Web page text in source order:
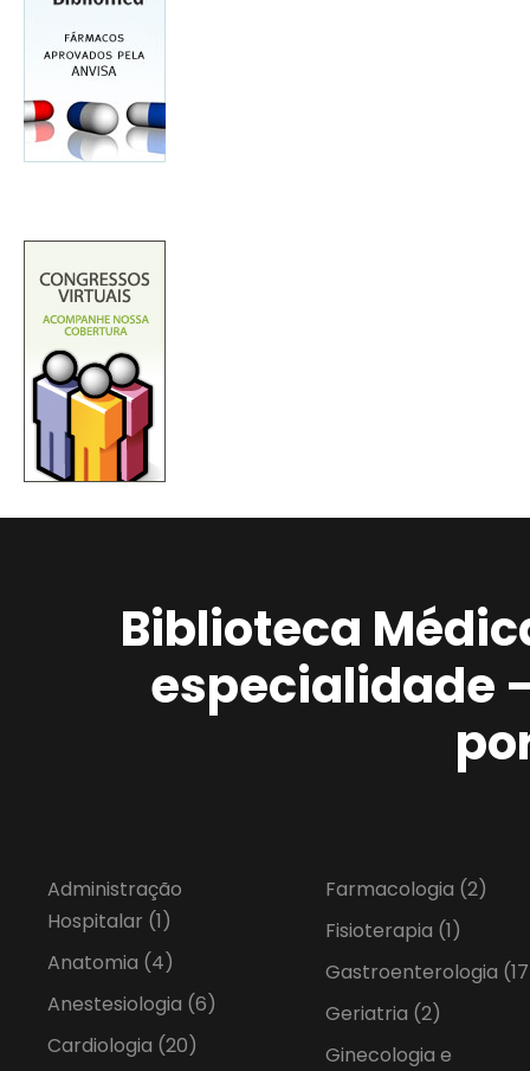
Biblioteca
especialidade
Administração
Hospitalar (1)
Anatomia (4)
Anestesiologia (6)
Cardiologia (20)
Farmacologia (2)
Fisioterapia (1)
Gastroenterologia
Geriatria (2)
Ginecologia e